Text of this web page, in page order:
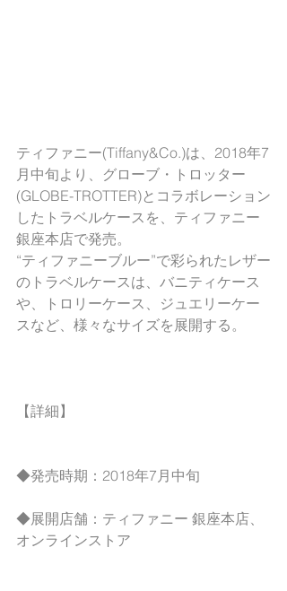
ティファニー(Tiffany&Co.)は、2018年7
月中旬より、グローブ・トロッター
(GLOBE-TROTTER)とコラボレーション
したトラベルケースを、ティファニー
銀座本店で発売。
“ティファニーブルー”で彩られたレザー
のトラベルケースは、バニティケース
や、トロリーケース、ジュエリーケー
スなど、様々なサイズを展開する。
【詳細】
◆発売時期：2018年7月中旬
◆展開店舗：ティファニー 銀座本店、
オンラインストア